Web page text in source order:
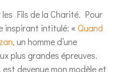
Fils de la Charité. Pour
inspirant intitulé: « Quand
, un homme d’une
plus grandes épreuves.
devenue mon modèle et